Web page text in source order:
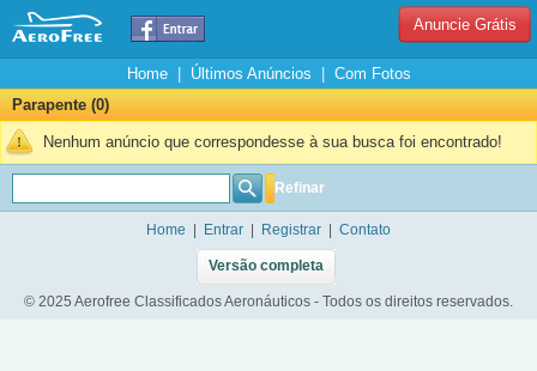
Anuncie Grátis
Home| Últimos Anúncios
Com Fotos
Parapente (0)
Nenhum anúncio que correspondesse à sua busca foi encontrado!
Refinar
Home Entrar Registrar Contato
Versão completa
© 2025 Aerofree Classificados Aeronáuticos - Todos os direitos reservados.